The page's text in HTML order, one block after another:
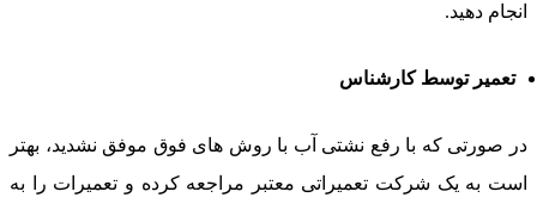
انجام دهید.
تعمیر توسط کارشناس
در صورتی که با رفع نشتی آب با روش های فوق موفق نشدید، بهتر
است به یک شرکت تعمیراتی معتبر مراجعه کرده و تعمیرات را به